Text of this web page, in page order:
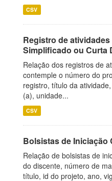
CSV
Registro de
Simplificado ou Curta
Relação dos registros de
contemple o número do
registro, título da
(a), unidade...
CSV
Bolsistas de Iniciação
Relação de bolsistas de
do discente, número de
título, id do projeto, ano,